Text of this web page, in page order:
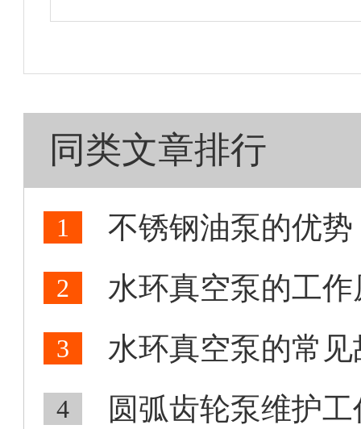
同类文章排行
1 不锈钢油泵的优势
2 水环真空泵的工
3 水环真空泵的常
4 圆弧齿轮泵维护